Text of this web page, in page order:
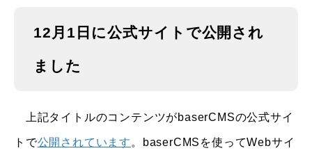
12月1日に公式サイトで公開され
ました
上記タイトルのコンテンツがbaserCMSの公式サイ
トで公開されています 。baserCMSを使ってWebサイ